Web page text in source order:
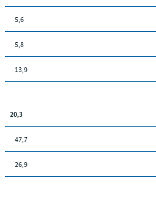
5,6
5,8
13,9
20,3
47,7
26,9